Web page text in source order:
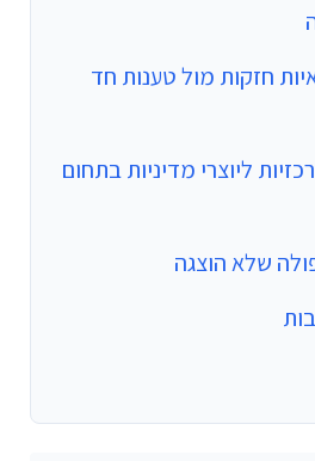
חזקות מול טענות חד
ליוצרי מדיניות בתחום
שלא הוצגה